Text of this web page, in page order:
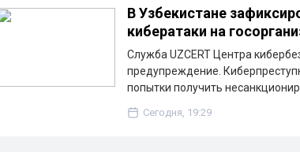
В Узбекистане
кибератаки на
Служба UZCERT Центра
предупреждение.
попытки получить
Сегодня, 19:29